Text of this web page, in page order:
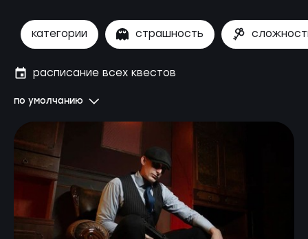
категории страшность
по умолчанию
расписание всех квестов